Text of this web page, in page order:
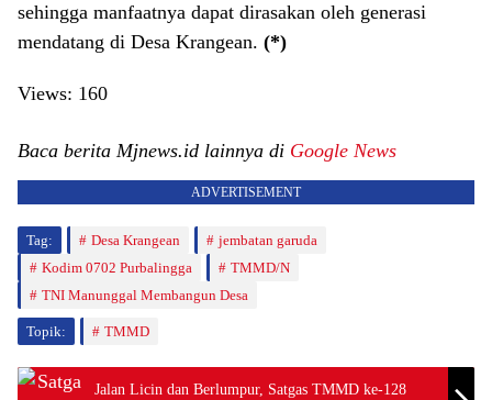
sehingga manfaatnya dapat dirasakan oleh generasi
mendatang di Desa Krangean. (*)
Views: 160
Baca berita Mjnews.id lainnya di Google News
ADVERTISEMENT
Tag: Desa Krangean
jembatan garuda
Kodim 0702 Purbalingga
TMMD/N
TNI Manunggal Membangun Desa
Topik: TMMD
Jalan Licin dan Berlumpur, Satgas TMMD ke-128